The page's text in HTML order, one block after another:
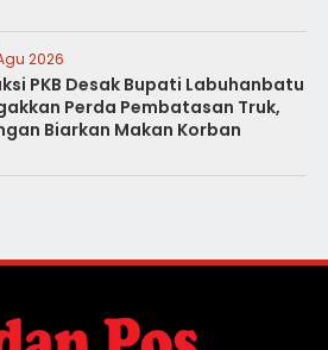
2026
PKB Desak Bupati Labuhanbatu
Perda Pembatasan Truk,
Biarkan Makan Korban